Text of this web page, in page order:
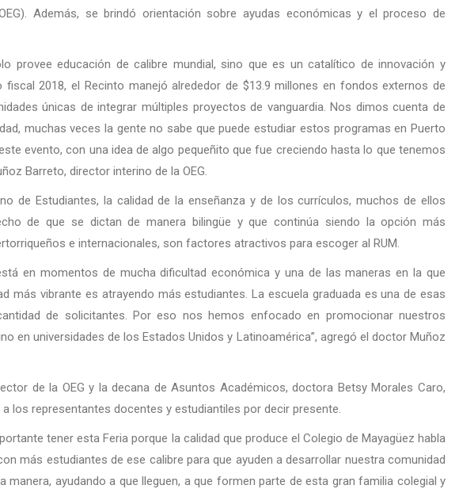
Además, se brindó orientación sobre ayudas económicas y el proceso de
provee educación de calibre mundial, sino que es un catalítico de innovación y
fiscal 2018, el Recinto manejó alrededor de $13.9 millones en fondos externos de
únicas de integrar múltiples proyectos de vanguardia. Nos dimos cuenta de
muchas veces la gente no sabe que puede estudiar estos programas en Puerto
evento, con una idea de algo pequeñito que fue creciendo hasta lo que tenemos
Barreto, director interino de la OEG.
de Estudiantes, la calidad de la enseñanza y de los currículos, muchos de ellos
de que se dictan de manera bilingüe y que continúa siendo la opción más
e internacionales, son factores atractivos para escoger al RUM.
en momentos de mucha dificultad económica y una de las maneras en la que
más vibrante es atrayendo más estudiantes. La escuela graduada es una de esas
de solicitantes. Por eso nos hemos enfocado en promocionar nuestros
en universidades de los Estados Unidos y Latinoamérica”, agregó el doctor Muñoz
de la OEG y la decana de Asuntos Académicos, doctora Betsy Morales Caro,
los representantes docentes y estudiantiles por decir presente.
tener esta Feria porque la calidad que produce el Colegio de Mayagüez habla
más estudiantes de ese calibre para que ayuden a desarrollar nuestra comunidad
manera, ayudando a que lleguen, a que formen parte de esta gran familia colegial y